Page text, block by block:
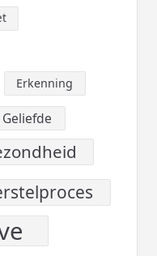
Erkenning
Geliefde